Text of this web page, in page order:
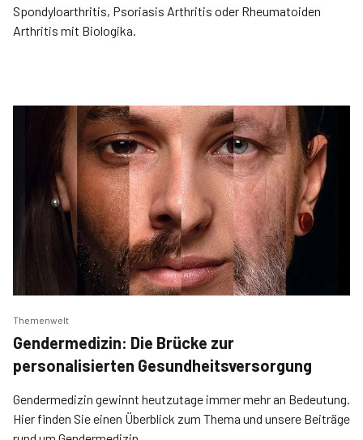
Spondyloarthritis, Psoriasis Arthritis oder Rheumatoiden
Arthritis mit Biologika.
Themenwelt
Gendermedizin: Die Brücke zur
personalisierten Gesundheitsversorgung
Gendermedizin gewinnt heutzutage immer mehr an Bedeutung.
Hier finden Sie einen Überblick zum Thema und unsere Beiträge